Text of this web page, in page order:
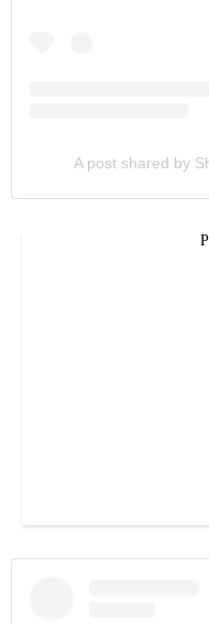
A post shared by